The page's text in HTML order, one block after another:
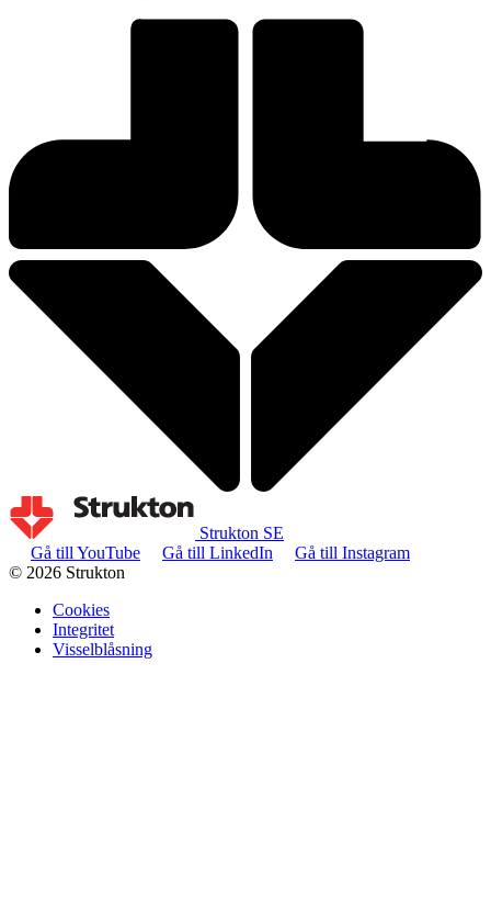
Strukton SE
Gå till YouTube
Gå till LinkedIn
Gå till Instagram
© 2026 Strukton
Cookies
Integritet
Visselblåsning